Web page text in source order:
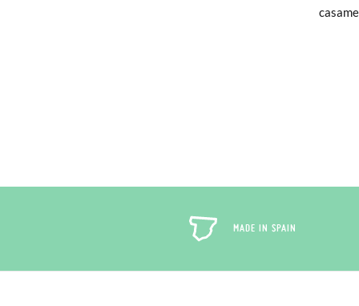
Se
para
MADE IN SPAIN